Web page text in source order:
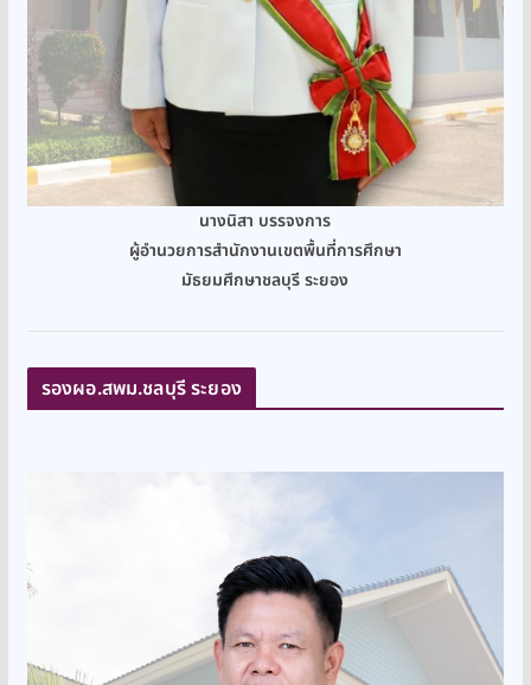
นางนิสา บรรจงการ
ผู้อำนวยการสำนักงานเขตพื้นที่การศึกษา
มัธยมศึกษาชลบุรี ระยอง
รองผอ.สพม.ชลบุรี ระยอง